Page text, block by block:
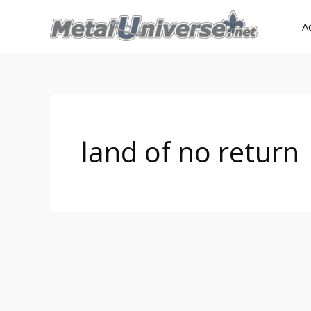
land of no return